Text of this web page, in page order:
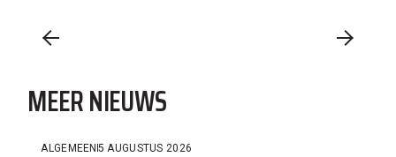
MEER NIEUWS
ALGEMEEN5 AUGUSTUS 2026